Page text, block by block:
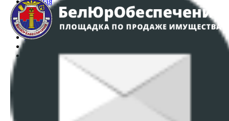
Аукционы
Интернет-магазин
Регламент организации и проведения торгов
Политика в отношении обработки персональных
ПОЛОЖЕНИЕ О ПОЛИТИКЕ ОБРАБОТКИ COOKIE-
Настройки cookie-файлов